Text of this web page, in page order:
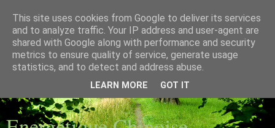
Energétique Chinoise
Traditionnelle - Zhongyi
This site uses cookies from Google to deliver its services
and to analyze traffic. Your IP address and user-agent are
shared with Google along with performance and security
metrics to ensure quality of service, generate usage
statistics, and to detect and address abuse.
LEARN MORE GOT IT